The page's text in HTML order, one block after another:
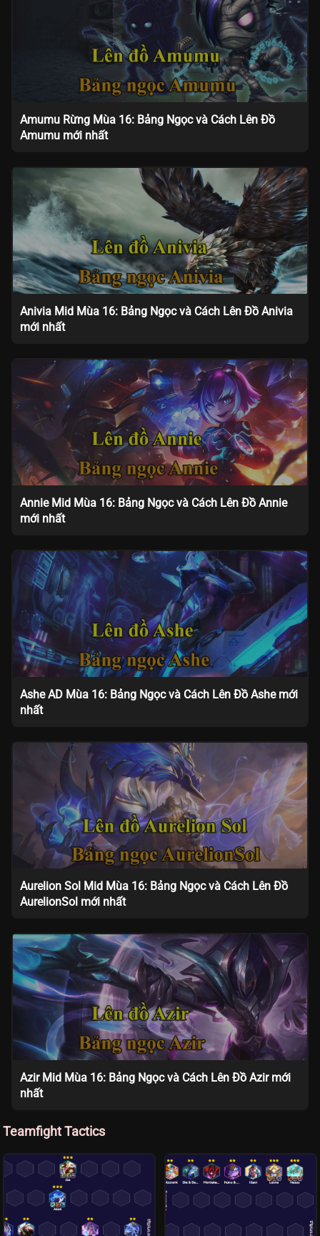
Amumu Rừng Mùa 16: Bảng Ngọc và Cách Lên Đồ
Amumu mới nhất
Anivia Mid Mùa 16: Bảng Ngọc và Cách Lên Đồ Anivia
mới nhất
Annie Mid Mùa 16: Bảng Ngọc và Cách Lên Đồ Annie
mới nhất
Ashe AD Mùa 16: Bảng Ngọc và Cách Lên Đồ Ashe mới
nhất
Aurelion Sol Mid Mùa 16: Bảng Ngọc và Cách Lên Đồ
AurelionSol mới nhất
Azir Mid Mùa 16: Bảng Ngọc và Cách Lên Đồ Azir mới
nhất
Teamfight Tactics